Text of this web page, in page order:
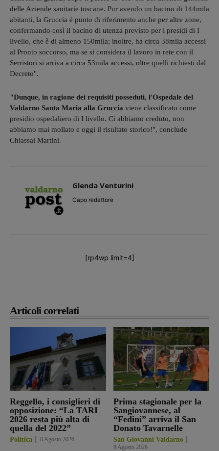
Articoli correlati
Reggello, i consiglieri di
opposizione: “La TARI
2026 resta più alta di
quella del 2022”
Politica 8 Agosto 2026
Prima stagionale per la
Sangiovannese, al
“Fedini” arriva il San
Donato Tavarnelle
San Giovanni Valdarno
8 Agosto 2026
delle Aziende sanitarie toscane. Pur avendo un bacino di 144mila
abitanti, la Gruccia è punto di riferimento anche per altre zone,
confermando così il bacino di utenza previsto per i presidi di I
livello, che è di almeno 150mila; inoltre, ha circa 38mila accessi
al Pronto soccorso, ma se si considera il lavoro in rete con il
Serristori si arriva a circa 53mila accessi, oltre quelli richiesti dal
Decreto".
"Dunque, in ragione dei requisiti posseduti, l'Ospedale del
Valdarno Santa Maria alla Gruccia viene classificato come
presidio ospedaliero di I livello. Ci abbiamo creduto, non
abbiamo mai mollato e oggi il risultato storico!", conclude
Chiassai Martini.
Glenda Venturini
Capo redattore
[rp4wp limit=4]